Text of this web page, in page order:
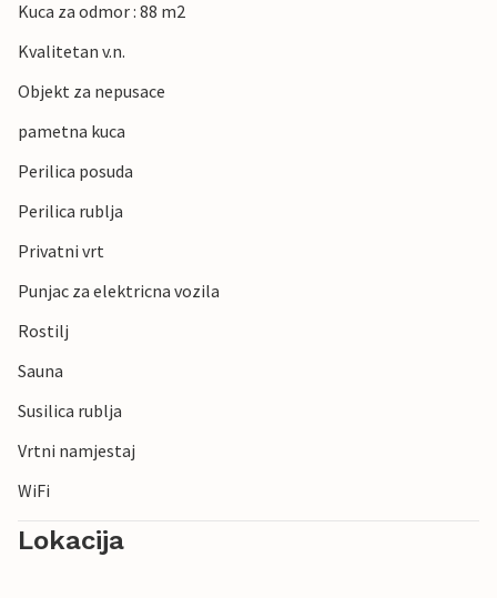
Kuca za odmor : 88 m2
Kvalitetan v.n.
Objekt za nepusace
pametna kuca
Perilica posuda
Perilica rublja
Privatni vrt
Punjac za elektricna vozila
Rostilj
Sauna
Susilica rublja
Vrtni namjestaj
WiFi
Lokacija